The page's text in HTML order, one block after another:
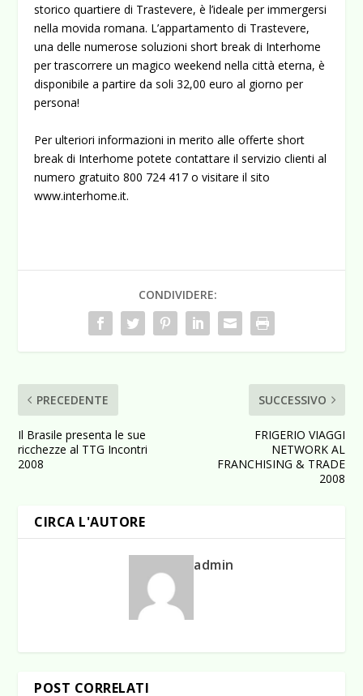
storico quartiere di Trastevere, è l’ideale per immergersi
nella movida romana. L’appartamento di Trastevere,
una delle numerose soluzioni short break di Interhome
per trascorrere un magico weekend nella città eterna, è
disponibile a partire da soli 32,00 euro al giorno per
persona!
Per ulteriori informazioni in merito alle offerte short
break di Interhome potete contattare il servizio clienti al
numero gratuito 800 724 417 o visitare il sito
www.interhome.it.
CONDIVIDERE:
PRECEDENTE
Il Brasile presenta le sue
ricchezze al TTG Incontri
2008
SUCCESSIVO
FRIGERIO VIAGGI
NETWORK AL
FRANCHISING & TRADE
2008
CIRCA L'AUTORE
admin
POST CORRELATI